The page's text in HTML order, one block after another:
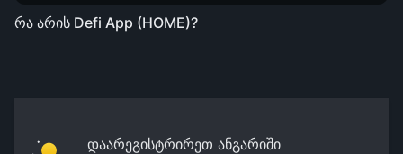
რა არის Defi App (HOME)?
დაარეგისტრირეთ ანგარიში